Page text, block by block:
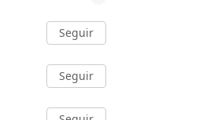
Seguir
Seguir